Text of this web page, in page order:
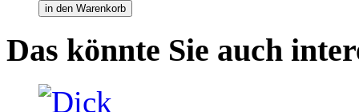
in den Warenkorb
Das könnte Sie auch